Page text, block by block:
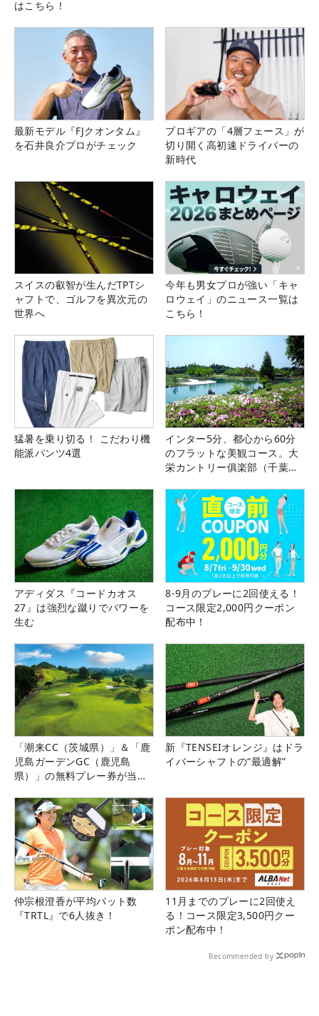
はこちら！
最新モデル『FJクオンタム』
を石井良介プロがチェック
プロギアの「4層フェース」が
切り開く高初速ドライバーの
新時代
スイスの叡智が生んだTPTシ
ャフトで、ゴルフを異次元の
世界へ
今年も男女プロが強い「キャ
ロウェイ」のニュース一覧は
こちら！
猛暑を乗り切る！ こだわり機
能派パンツ4選
インター5分、都心から60分
のフラットな美観コース。大
栄カントリー俱楽部（千葉
アディダス『コードカオス
27』は強烈な蹴りでパワーを
生む
8-9月のプレーに2回使える！
コース限定2,000円クーポン
配布中！
「潮来CC（茨城県）」＆「鹿
児島ガーデンGC（鹿児島
県）」の無料プレー券が当た
新『TENSEIオレンジ』はドラ
イバーシャフトの“最適解”
仲宗根澄香が平均パット数
『TRTL』で6人抜き！
11月までのプレーに2回使え
る！コース限定3,500円クー
ポン配布中！
Recommended by